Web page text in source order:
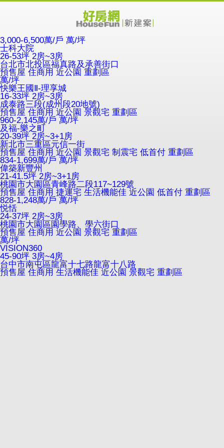
3,000-6,500萬/戶 萬/坪
士科大院
26-53坪 2房~3房
台北市北投區福真路及承善街口
預售屋 住商用 近公園 重劃區
萬/坪
快樂王國Ⅱ-理享城
16-33坪 2房~3房
成泰路三段(成州段20地號)
預售屋 住商用 近公園 景觀宅 重劃區
960-2,145萬/戶 萬/坪
及福-樂之町
20-39坪 2房~3+1房
新北市三重區元信一街
預售屋 住商用 近公園 景觀宅 制震宅 低首付 重劃區
834-1,699萬/戶 萬/坪
偉築新豐州
21-41.5坪 2房~3+1房
桃園市大園區青峰路二段117~129號
預售屋 住商用 捷運宅 生活機能佳 近公園 低首付 重劃區
828-1,248萬/戶 萬/坪
悦恬
24-37坪 2房~3房
桃園市大園區園學路、學六街口
預售屋 住商用 近公園 景觀宅 重劃區
萬/坪
VISION360
45-90坪 3房~4房
台中市南屯區龍富十七路龍富十八路
預售屋 住商用 生活機能佳 近公園 景觀宅 重劃區